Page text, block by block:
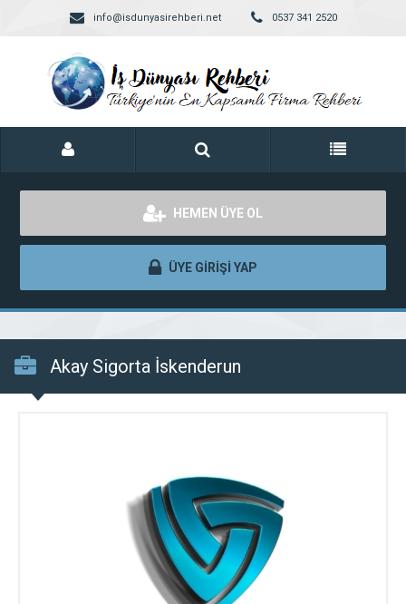
info@isdunyasirehberi.net 0537 341 2520
HEMEN ÜYE OL
ÜYE GİRİŞİ YAP
Akay Sigorta İskenderun